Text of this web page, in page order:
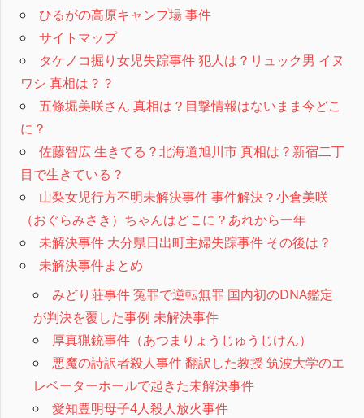
ひるがの高原キャンプ場 事件
サイトマップ
タケノコ掘り女児失踪事件 犯人は？リュック男 イヌ
ワシ 真相は？？
五條堀美咲さん 真相は？目撃情報はないまま今どこ
に？
佐藤智広 生きてる？北海道旭川市 真相は？新宿二丁
目で生きている？
山梨女児行方不明未解決事件 事件解決？小倉美咲
（おぐらみさき）ちゃんはどこに？あれから一年
未解決事件 大分県日出町主婦失踪事件 その後は？
未解決事件まとめ
みどり荘事件 冤罪で逆転無罪 国内初のDNA鑑定
が判決を覆した事例 未解決事件
厚真猟銃事件（あつまりょうじゅうじけん）
悪魔の詩訳者殺人事件 翻訳した教授 筑波大学のエ
レベーターホールで起きた未解決事件
愛知豊明母子4人殺人放火事件